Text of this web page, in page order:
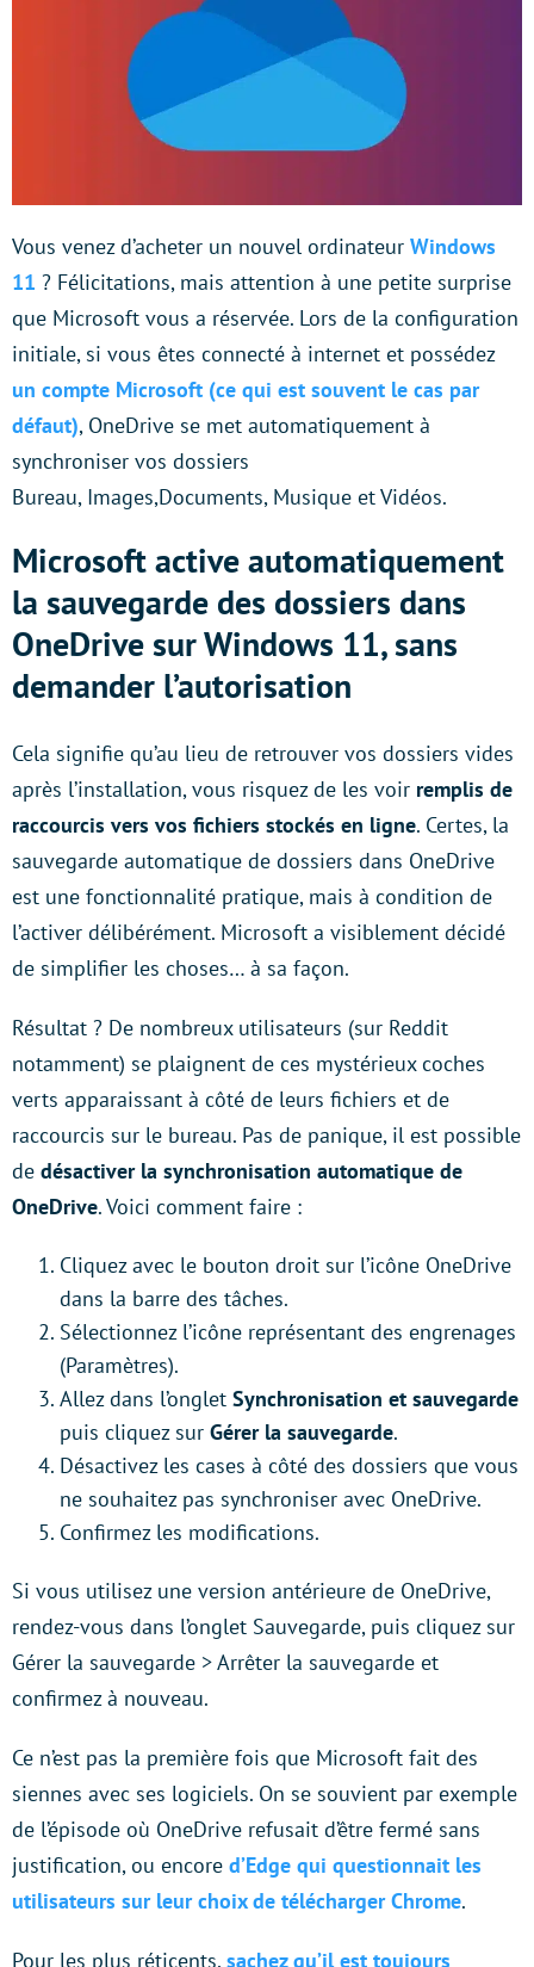
Vous venez d’acheter un nouvel ordinateur Windows
11 ? Félicitations, mais attention à une petite surprise
que Microsoft vous a réservée. Lors de la configuration
initiale, si vous êtes connecté à internet et possédez
un compte Microsoft (ce qui est souvent le cas par
défaut), OneDrive se met automatiquement à
synchroniser vos dossiers
Bureau, Images,Documents, Musique et Vidéos.
Microsoft active automatiquement
la sauvegarde des dossiers dans
OneDrive sur Windows 11, sans
demander l’autorisation
Cela signifie qu’au lieu de retrouver vos dossiers vides
après l’installation, vous risquez de les voir remplis de
raccourcis vers vos fichiers stockés en ligne. Certes, la
sauvegarde automatique de dossiers dans OneDrive
est une fonctionnalité pratique, mais à condition de
l’activer délibérément. Microsoft a visiblement décidé
de simplifier les choses… à sa façon.
Résultat ? De nombreux utilisateurs (sur Reddit
notamment) se plaignent de ces mystérieux coches
verts apparaissant à côté de leurs fichiers et de
raccourcis sur le bureau. Pas de panique, il est possible
de désactiver la synchronisation automatique de
OneDrive. Voici comment faire :
Cliquez avec le bouton droit sur l’icône OneDrive
dans la barre des tâches.
Sélectionnez l’icône représentant des engrenages
(Paramètres).
Allez dans l’onglet Synchronisation et sauvegarde
puis cliquez sur Gérer la sauvegarde.
Désactivez les cases à côté des dossiers que vous
ne souhaitez pas synchroniser avec OneDrive.
Confirmez les modifications.
Si vous utilisez une version antérieure de OneDrive,
rendez-vous dans l’onglet Sauvegarde, puis cliquez sur
Gérer la sauvegarde > Arrêter la sauvegarde et
confirmez à nouveau.
Ce n’est pas la première fois que Microsoft fait des
siennes avec ses logiciels. On se souvient par exemple
de l’épisode où OneDrive refusait d’être fermé sans
justification, ou encore d’Edge qui questionnait les
utilisateurs sur leur choix de télécharger Chrome.
Pour les plus réticents, sachez qu’il est toujours